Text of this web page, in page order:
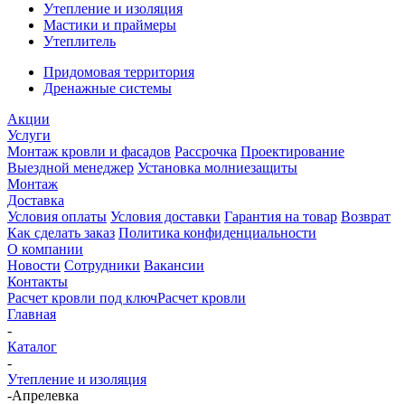
Утепление и изоляция
Мастики и праймеры
Утеплитель
Придомовая территория
Дренажные системы
Акции
Услуги
Монтаж кровли и фасадов Рассрочка Проектирование
Выездной менеджер Установка молниезащиты
Монтаж
Доставка
Условия оплаты Условия доставки Гарантия на товар Возврат
Как сделать заказ Политика конфиденциальности
О компании
Новости Сотрудники Вакансии
Контакты
Расчет кровли под ключРасчет кровли
Главная
-
Каталог
-
Утепление и изоляция
-Апрелевка